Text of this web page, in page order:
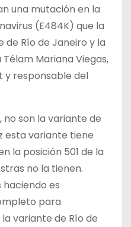
una mutación en la
(E484K) que la
Río de Janeiro y la
Mariana Viegas,
y responsable del
no son la variante de
esta variante tiene
la posición 501 de la
no la tienen.
es
para
variante de Río de